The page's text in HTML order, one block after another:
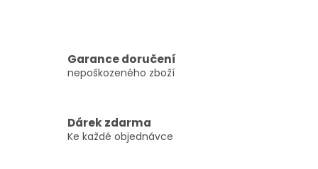
Garance doručení
nepoškozeného zboží
Dárek zdarma
Ke každé objednávce